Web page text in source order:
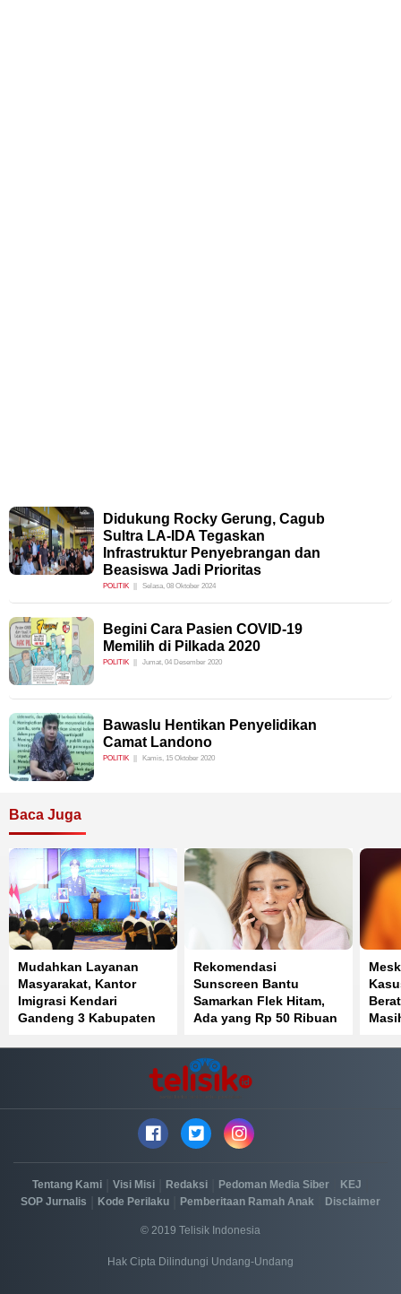
Didukung Rocky Gerung, Cagub
Sultra LA-IDA Tegaskan
Infrastruktur Penyebrangan dan
Beasiswa Jadi Prioritas
POLITIK Selasa, 08 Oktober 2024
Begini Cara Pasien COVID-19
Memilih di Pilkada 2020
POLITIK Jumat, 04 Desember 2020
Bawaslu Hentikan Penyelidikan
Camat Landono
POLITIK Kamis, 15 Oktober 2020
Baca Juga
Mudahkan Layanan
Masyarakat, Kantor
Imigrasi Kendari
Gandeng 3 Kabupaten
Rekomendasi
Sunscreen Bantu
Samarkan Flek Hitam,
Ada yang Rp 50 Ribuan
Tentang Kami Visi Misi Redaksi Pedoman Media Siber KEJ
SOP Jurnalis Kode Perilaku Pemberitaan Ramah Anak Disclaimer
© 2019 Telisik Indonesia
Hak Cipta Dilindungi Undang-Undang